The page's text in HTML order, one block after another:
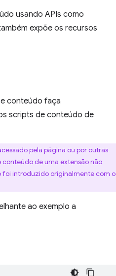
usando APIs como
expõe os recursos
conteúdo faça
scripts de conteúdo de
pela página ou por outras
conteúdo de uma extensão não
foi introduzido originalmente com o
ao exemplo a